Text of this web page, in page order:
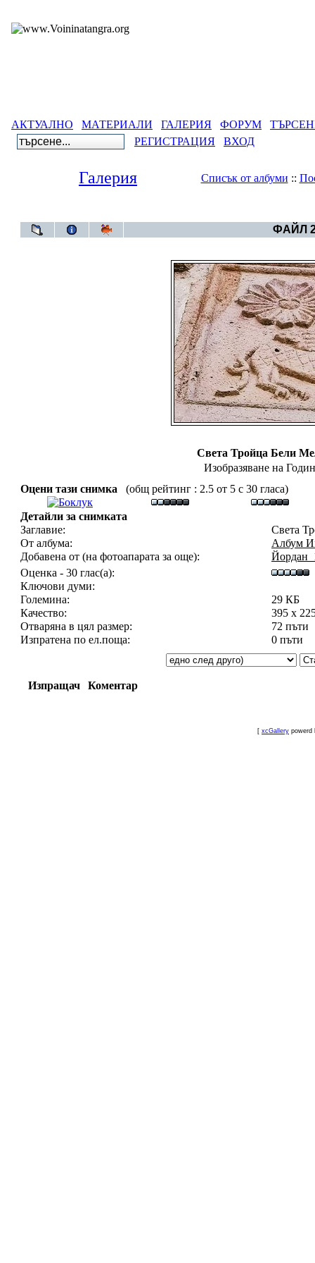
АКТУАЛНО МАТЕРИАЛИ ГАЛЕРИЯ ФОРУМ
РЕГИСТРАЦИЯ
ВХОД
Галерия Списък от албуми ::
ФАЙЛ
Света Тройца Бели
Изобразяване на
Оцени тази снимка
(общ рейтинг : 2.5 от 5 с 30 гласа)
Детайли за снимката
Заглавие:
Света
От албума:
Албум
Добавена от (на фотоапарата за още):
Оценка - 30 глас(а):
Ключови думи:
Големина:
29 КБ
Качество:
395 x
Отваряна в цял размер:
72 пъти
Изпратена по ел.поща:
0 пъти
Изпращач Коментар
[ xcGallery